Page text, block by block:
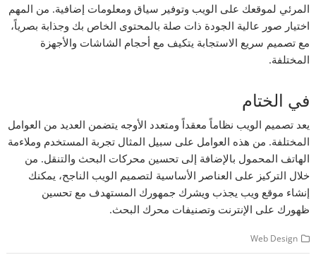
المرئي لموقعك على الويب وتوفير سياق ومعلومات إضافية. من المهم
اختيار صور عالية الجودة ذات صلة بالمحتوى الخاص بك وجذابة بصرياً،
مع تصميم سريع الاستجابة يتكيف مع أحجام الشاشات والأجهزة
المختلفة.
في الختام
يعد تصميم الويب نظاماً معقداً ومتعدد الأوجه يتضمن العديد من العوامل
المختلفة. من هذه العوامل على سبيل المثال تجربة المستخدم وملاءمة
الهاتف المحمول بالإضافة إلى تحسين محركات البحث والتنقل. من
خلال التركيز على العناصر الأساسية لتصميم الويب الناجح، يمكنك
إنشاء موقع ويب يجذب ويشرك جمهورك المستهدف مع تحسين
ظهورك على الإنترنت وتصنيفات محرك البحث.
Web Design